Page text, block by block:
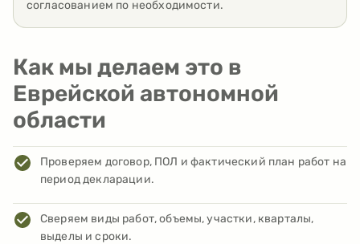
согласованием по необходимости.
Как мы делаем это в
Еврейской автономной
области
Проверяем договор, ПОЛ и фактический план работ на
период декларации.
Сверяем виды работ, объемы, участки, кварталы,
выделы и сроки.